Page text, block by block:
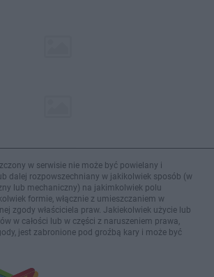
w serwisie nie może być powielany i
dalej rozpowszechniany w jakikolwiek sposób (w
lub mechaniczny) na jakimkolwiek polu
formie, włącznie z umieszczaniem w
zgody właściciela praw. Jakiekolwiek użycie lub
w całości lub w części z naruszeniem prawa,
jest zabronione pod groźbą kary i może być